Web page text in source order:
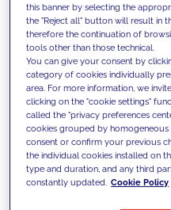
JAKALAannonce
soutien aux
PRINCIPLES
Nations Unies
des sexes au sein
étape importante
de JAKALA à
collaborateurs
this banner by selecting the
the "Reject all" button will result in
therefore the continuation of
tools other than those technical.
You can give your consent by
category of cookies individually
area. For more information, we
clicking on the "cookie settings"
called the "privacy preferences
cookies grouped by
consent or confirm your previous
the individual cookies installed on
type and duration, and any third
constantly updated. Cookie Policy